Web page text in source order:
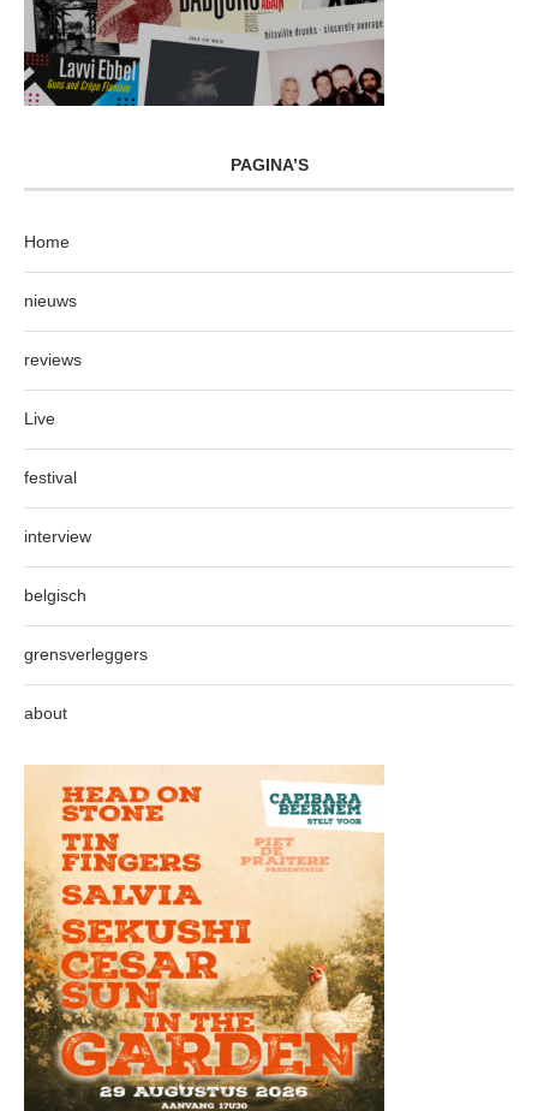
PAGINA’S
Home
nieuws
reviews
Live
festival
interview
belgisch
grensverleggers
about